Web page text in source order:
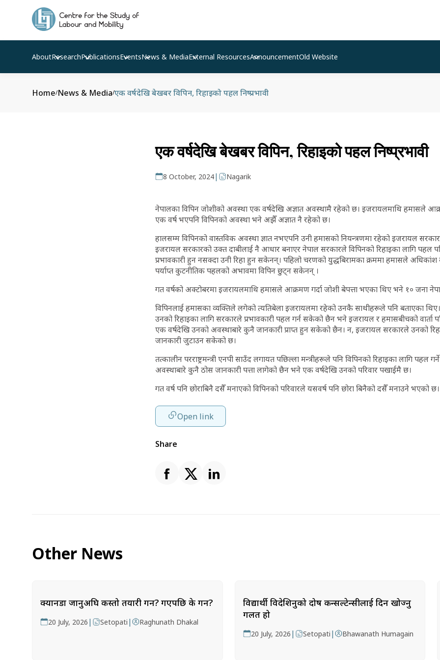
AboutResearchPublicationsEventsNews & MediaExternal ResourcesAnnouncementOld Website
Home/News & Media/एक वर्षदेखि बेखबर विपिन, रिहाइको पहल निष्प्रभावी
एक वर्षदेखि बेखबर विपिन, रिहाइको पहल निष्प्रभावी
8 October, 2024| Nagarik
नेपालका विपिन जोशीको अवस्था एक वर्षदेखि अज्ञात अवस्थामै रहेको छ। इजरायलमाथि हमासले
एक वर्ष भएपनि विपिनको अवस्था भने अझैँ अज्ञात नै रहेको छ।
हालसम्म विपिनको वास्तविक अवस्था ज्ञात नभएपनि उनी हमासको नियन्त्रणमा रहेको इजरायल
इजरायल सरकारको उक्त दाबीलाई नै आधार बनाएर नेपाल सरकारले विपिनको रिहाइका लागि पहल
प्रभावकारी हुन नसक्दा उनी रिहा हुन सकेनन्। पहिलो चरणको युद्धबिरामका क्रममा हमासले
पर्याप्त कुटनीतिक पहलको अभावमा विपिन छुट्न सकेनन् ।
गत वर्षको अक्टोबरमा इजरायलमाथि हमासले आक्रमण गर्दा जोशी बेपत्ता भएका थिए भने १० जना
विपिनलाई हमासका व्यक्तिले लगेको त्यतिबेला इजरायलमा रहेको उनकै साथीहरूले पनि बताएका
उनको रिहाइका लागि सरकारले प्रभावकारी पहल गर्न सकेको छैन भने इजरायल र हमासबीचको वार्ता
एक वर्षदेखि उनको अवस्थाबारे कुनै जानकारी प्राप्त हुन सकेको छैन। न, इजरायल सरकारले उनको
जानकारी जुटाउन सकेको छ।
तत्कालीन परराष्ट्रमन्त्री एनपी साउँद लगायत पछिल्ला मन्त्रीहरूले पनि विपिनको रिहाइका लागि पहल
अवस्थाबारे कुनै ठोस जानकारी पत्ता लागेको छैन भने एक वर्षदेखि उनको परिवार पखाईमै छ।
गत वर्ष पनि छोराबिनै दसैँ मनाएको विपिनको परिवारले यसवर्ष पनि छोरा बिनैको दसैँ मनाउने भएको छ।
Open link
Share
Other News
क्यानडा जानुअघि कस्तो तयारी गर्ने? गएपछि के गर्ने?
20 July, 2026 | Setopati | Raghunath Dhakal
विद्यार्थी विदेशिनुको दोष कन्सल्टेन्सीलाई दिन खोज्नु
गलत हो
20 July, 2026 | Setopati | Bhawanath Humagain